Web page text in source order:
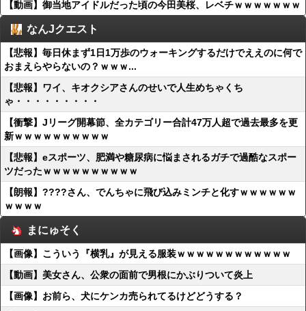
【動画】御当地アイドルだった頃の今田美桜、レベチｗｗｗｗｗｗｗ
なんJクエスト
【悲報】毎日休まず1日1万歩のウォーキングするだけでええのに何で
おまえらやらないの？ｗｗｗ...
【悲報】ワイ、キオクシアさんのせいで人生めちゃくち
ゃ・・・・・・・・・
【衝撃】Jリーグ開幕節、全カテゴリー合計47万人超で過去最多を更
新ｗｗｗｗｗｗｗｗｗｗ
【悲報】eスポーツ、肥満や糖尿病に悩まされるガチで過酷なスポー
ツだったｗｗｗｗｗｗｗｗｗｗ
【朗報】????さん、でんちゃに飛び込みミンチと化すｗｗｗｗｗｗ
ｗｗｗｗ
まにゅそく
【画像】こういう『横乳』が見える服装ｗｗｗｗｗｗｗｗｗｗｗｗ
【動画】美女さん、公衆の面前で男根にかぶりついて炎上
【画像】お前ら、犬にケンカ売られてるけどどうする？